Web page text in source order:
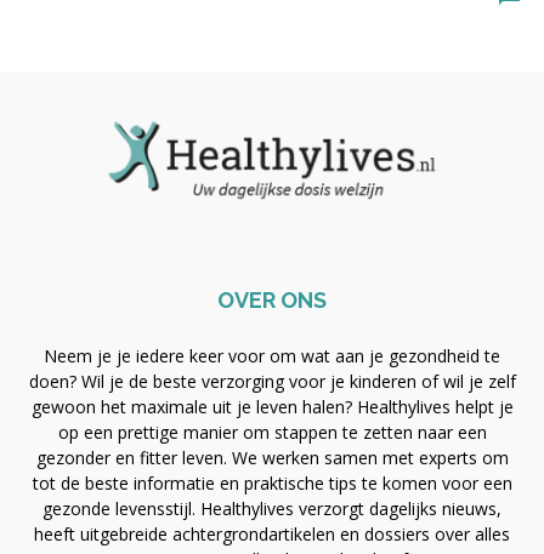
OVER ONS
Neem je je iedere keer voor om wat aan je gezondheid te
doen? Wil je de beste verzorging voor je kinderen of wil je zelf
gewoon het maximale uit je leven halen? Healthylives helpt je
op een prettige manier om stappen te zetten naar een
gezonder en fitter leven. We werken samen met experts om
tot de beste informatie en praktische tips te komen voor een
gezonde levensstijl. Healthylives verzorgt dagelijks nieuws,
heeft uitgebreide achtergrondartikelen en dossiers over alles